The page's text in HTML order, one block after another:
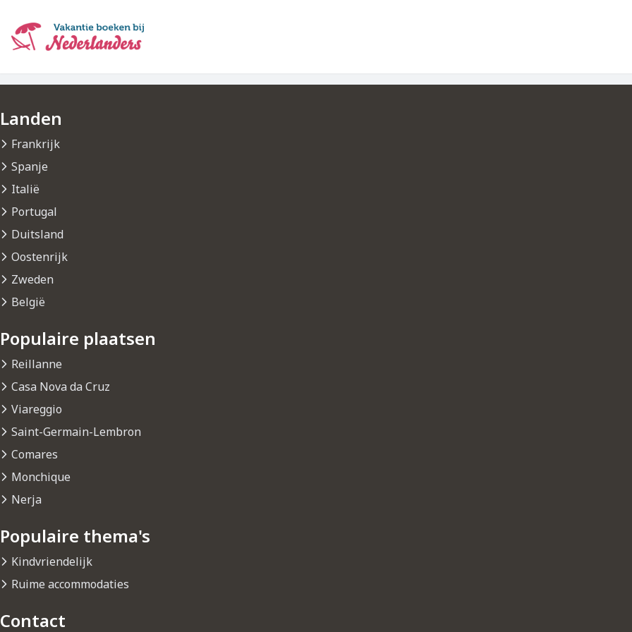
naar
hoofdinhoud
Landen
Frankrijk
Spanje
Italië
Portugal
Duitsland
Oostenrijk
Zweden
België
Populaire plaatsen
Reillanne
Casa Nova da Cruz
Viareggio
Saint-Germain-Lembron
Comares
Monchique
Nerja
Populaire thema's
Kindvriendelijk
Ruime accommodaties
Contact